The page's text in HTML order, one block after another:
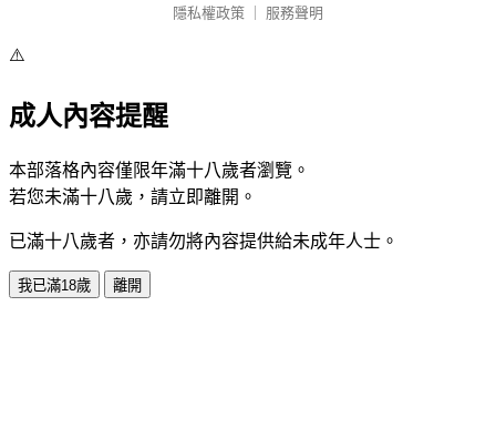
隱私權政策
服務聲明
⚠️
成人內容提醒
本部落格內容僅限年滿十八歲者瀏覽。
若您未滿十八歲，請立即離開。
已滿十八歲者，亦請勿將內容提供給未成年人士。
我已滿18歲 離開